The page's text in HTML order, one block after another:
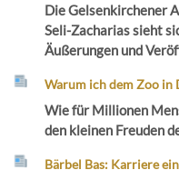
Die Gelsenkirchener
Seli-Zacharias sieht
Äußerungen und
Warum ich dem Zoo in
Wie für Millionen
den kleinen Freuden
Bärbel Bas: Karriere